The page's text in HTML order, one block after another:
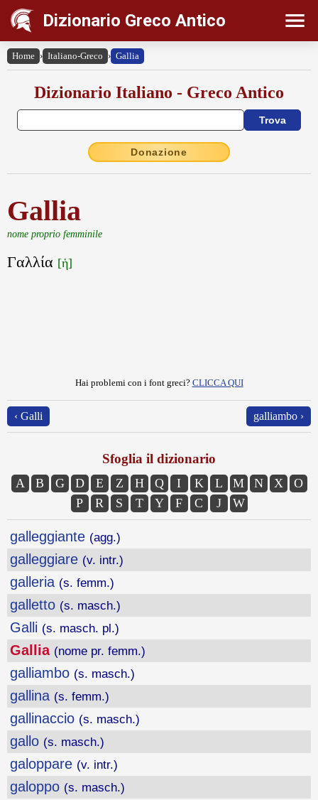
Dizionario Greco Antico
Home › Italiano-Greco › Gallia
Dizionario Italiano - Greco Antico
Donazione
Gallia
nome proprio femminile
Γαλλία [ἡ]
Hai problemi con i font greci? CLICCA QUI
‹ Galli galliambo ›
Sfoglia il dizionario
A B G D E Z H Q I K L M N X
O
P
R S T Y F C J W
galleggiante (agg.)
galleggiare (v. intr.)
galleria (s. femm.)
galletto (s. masch.)
Galli (s. masch. pl.)
Gallia (nome pr. femm.)
galliambo (s. masch.)
gallina (s. femm.)
gallinaccio (s. masch.)
gallo (s. masch.)
galoppare (v. intr.)
galoppo (s. masch.)